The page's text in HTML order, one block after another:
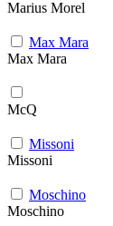
Marius Morel
Max Mara
Max Mara
McQ
Missoni
Missoni
Moschino
Moschino